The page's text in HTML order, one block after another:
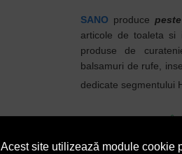
Acest site utilizează module cookie
SANO produce
articole de toaleta si
produse de
balsamuri de rufe,
dedicate segmentului